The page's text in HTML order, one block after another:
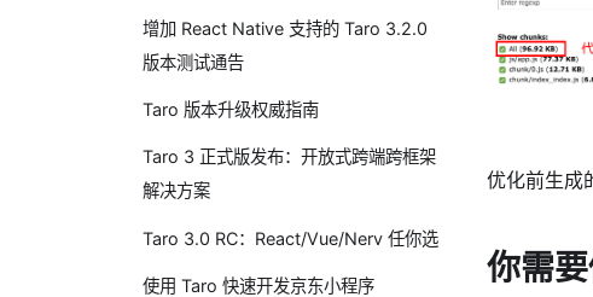
增加 React Native 支持的 Taro 3.2.0
版本测试通告
Taro 版本升级权威指南
Taro 3 正式版发布：开放式跨端跨框架
解决方案
Taro 3.0 RC：React/Vue/Nerv 任你选
使用 Taro 快速开发京东小程序
优化前生成
你需